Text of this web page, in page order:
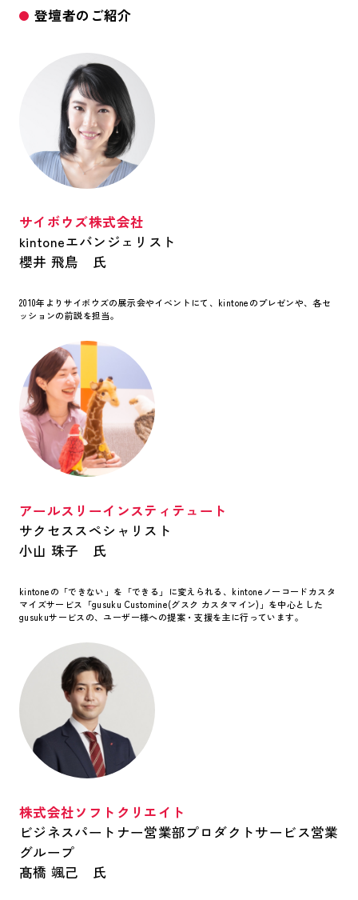
登壇者のご紹介
サイボウズ株式会社
kintoneエバンジェリスト
櫻井 飛鳥 氏
2010年よりサイボウズの展示会やイベントにて、kintoneのプレゼンや、各セ
ッションの前説を担当。
アールスリーインスティテュート
サクセススペシャリスト
小山 珠子 氏
kintoneの「できない」を「できる」に変えられる、kintoneノーコードカスタ
マイズサービス「gusuku Customine(グスク カスタマイン)」を中心とした
gusukuサービスの、ユーザー様への提案・支援を主に行っています。
株式会社ソフトクリエイト
ビジネスパートナー営業部プロダクトサービス営業
グループ
髙橋 颯己 氏